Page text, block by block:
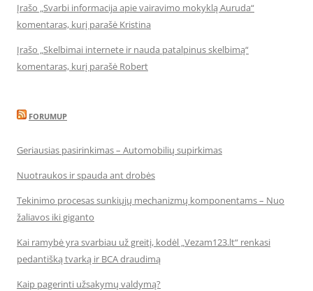
Įrašo „Svarbi informacija apie vairavimo mokyklą Auruda“
komentaras, kurį parašė Kristina
Įrašo „Skelbimai internete ir nauda patalpinus skelbimą“
komentaras, kurį parašė Robert
FORUMUP
Geriausias pasirinkimas – Automobilių supirkimas
Nuotraukos ir spauda ant drobės
Tekinimo procesas sunkiųjų mechanizmų komponentams – Nuo
žaliavos iki giganto
Kai ramybė yra svarbiau už greitį, kodėl „Vezam123.lt“ renkasi
pedantišką tvarką ir BCA draudimą
Kaip pagerinti užsakymų valdymą?